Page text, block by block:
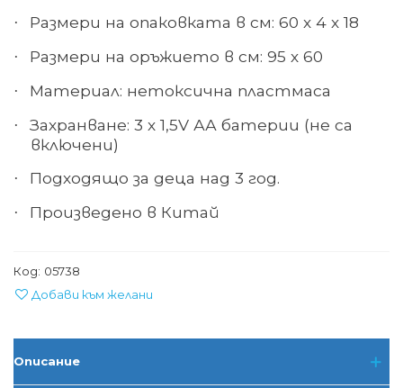
· Размери на опаковката в см: 60 х 4 х 18
· Размери на оръжието в см: 95 х 60
· Материал: нетоксична пластмаса
·
Захранване: 3 х 1,5V АА батерии (не са
включени)
· Подходящо за деца над 3 год.
· Произведено в Китай
Код: 05738
Добави към желани
Описание